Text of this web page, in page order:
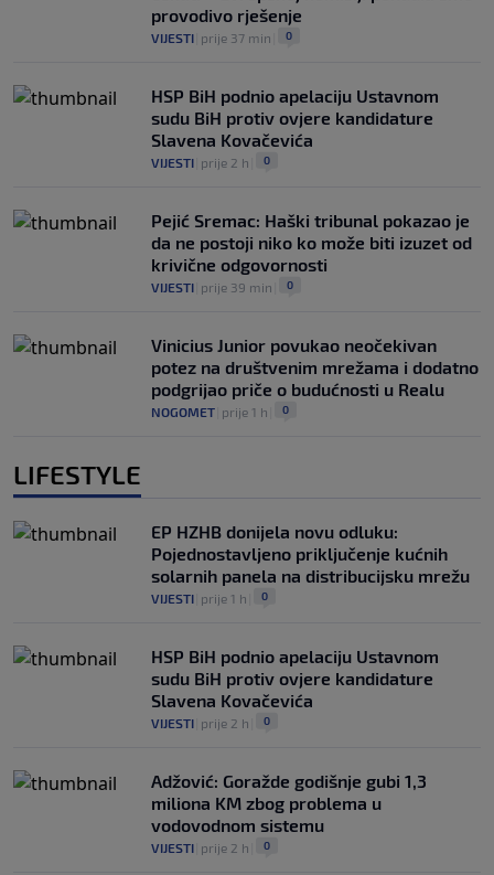
provodivo rješenje
VIJESTI prije 37 min 0
HSP BiH podnio apelaciju Ustavnom
sudu BiH protiv ovjere kandidature
Slavena Kovačevića
VIJESTI prije 2 h 0
Pejić Sremac: Haški tribunal pokazao je
da ne postoji niko ko može biti izuzet od
krivične odgovornosti
VIJESTI prije 39 min 0
Vinicius Junior povukao neočekivan
potez na društvenim mrežama i dodatno
podgrijao priče o budućnosti u Realu
NOGOMET prije 1 h 0
LIFESTYLE
EP HZHB donijela novu odluku:
Pojednostavljeno priključenje kućnih
solarnih panela na distribucijsku mrežu
VIJESTI prije 1 h 0
HSP BiH podnio apelaciju Ustavnom
sudu BiH protiv ovjere kandidature
Slavena Kovačevića
VIJESTI prije 2 h 0
Adžović: Goražde godišnje gubi 1,3
miliona KM zbog problema u
vodovodnom sistemu
VIJESTI prije 2 h 0